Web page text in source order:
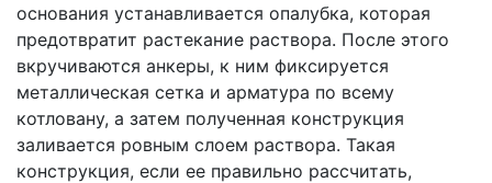
основания устанавливается опалубка, которая
предотвратит растекание раствора. После этого
вкручиваются анкеры, к ним фиксируется
металлическая сетка и арматура по всему
котловану, а затем полученная конструкция
заливается ровным слоем раствора. Такая
конструкция, если ее правильно рассчитать,